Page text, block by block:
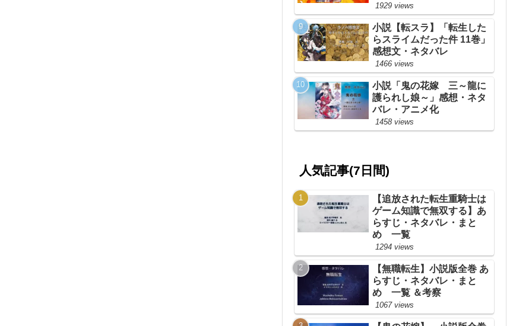
1929 views
小説【転スラ】「転生した
らスライムだった件 11巻」
感想文・ネタバレ
1466 views
小説「鬼の花嫁 三～龍に
護られし娘～」感想・ネタ
バレ・アニメ化
1458 views
人気記事(7日間)
【追放された転生重騎士は
ゲーム知識で無双する】あ
らすじ・ネタバレ・まと
め 一覧
1294 views
【無職転生】小説版全巻 あ
らすじ・ネタバレ・まと
め 一覧 ＆考察
1067 views